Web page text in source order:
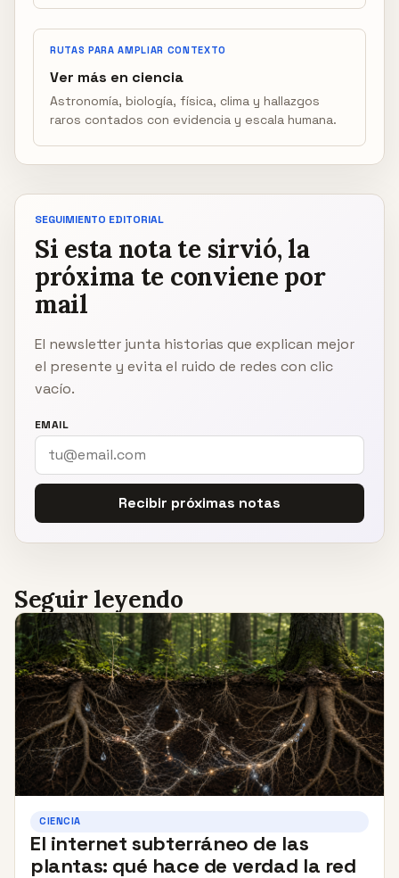
RUTAS PARA AMPLIAR CONTEXTO
Ver más en ciencia
Astronomía, biología, física, clima y hallazgos
raros contados con evidencia y escala humana.
SEGUIMIENTO EDITORIAL
Si esta nota te sirvió, la
próxima te conviene por
mail
El newsletter junta historias que explican mejor
el presente y evita el ruido de redes con clic
vacío.
EMAIL
Recibir próximas notas
Seguir leyendo
CIENCIA
El internet subterráneo de las
plantas: qué hace de verdad la red